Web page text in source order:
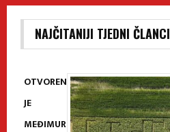
NAJČITANIJI TJEDNI ČLANCI
OTVOREN
JE
MEĐIMUR